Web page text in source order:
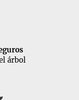
árbol